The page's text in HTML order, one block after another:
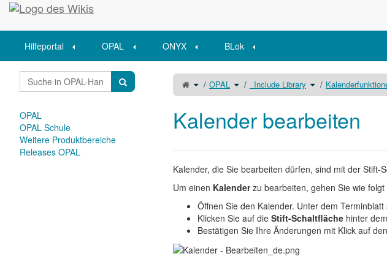
Startseite
Hilfeportal OPAL ONYX BLok
Schalte
denübergeordneten
Baum
von
um.
OPAL Schalte
denVerzeichnisbaum
unter
OPAL
_Include Library Schalte
denVerzeichnisbaum
unter
_Include
Kalender bearbeiten
Kalender, die Sie bearbeiten dürfen, sind mit der Stift-
Um einen Kalenderzu bearbeiten, gehen Sie wie folgt
Öffnen Sie den Kalender. Unter dem
Klicken Sie auf die Stift-Schaltfläche hinter
Bestätigen Sie Ihre Änderungen mit Klick auf
OPAL
OPAL Schule
Weitere Produktbereiche
Releases OPAL